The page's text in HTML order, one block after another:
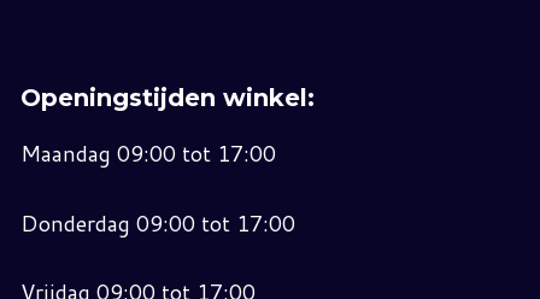
Openingstijden winkel:
Maandag 09:00 tot 17:00
Donderdag 09:00 tot 17:00
Vrijdag 09:00 tot 17:00